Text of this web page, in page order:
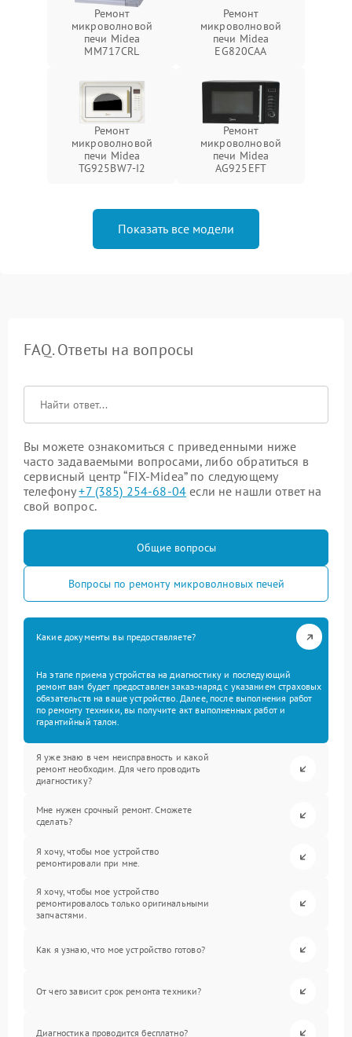
Ремонт
микроволновой
печи Midea
MM717CRL
Ремонт
микроволновой
печи Midea
EG820CAA
Ремонт
микроволновой
печи Midea
TG925BW7-I2
Ремонт
микроволновой
печи Midea
AG925EFT
Показать все модели
FAQ. Ответы на вопросы
Вы можете ознакомиться с приведенными ниже
часто задаваемыми вопросами, либо обратиться в
сервисный центр “FIX-Midea” по следующему
телефону+7 (385) 254-68-04 если не нашли ответ на
свой вопрос.
Общие вопросы
Вопросы по ремонту микроволновых печей
Какие документы вы предоставляете?
На этапе приема устройства на диагностику и последующий
ремонт вам будет предоставлен заказ-наряд с указанием страховых
обязательств на ваше устройство. Далее, после выполнения работ
по ремонту техники, вы получите акт выполненных работ и
гарантийный талон.
Я уже знаю в чем неисправность и какой
ремонт необходим. Для чего проводить
диагностику?
Мне нужен срочный ремонт. Сможете
сделать?
Я хочу, чтобы мое устройство
ремонтировали при мне.
Я хочу, чтобы мое устройство
ремонтировалось только оригинальными
запчастями.
Как я узнаю, что мое устройство готово?
От чего зависит срок ремонта техники?
Диагностика проводится бесплатно?